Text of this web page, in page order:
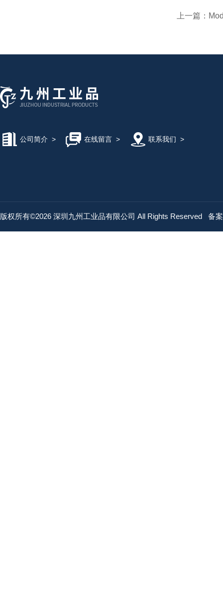
上一篇：
公司简介 > 在线留言> 联系我们 >
版权所有©2026 深圳九州工业品有限公司 All Rights Reserved 备